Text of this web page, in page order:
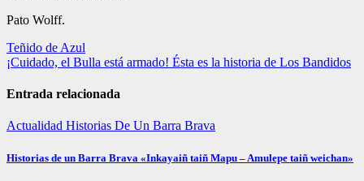
Pato Wolff.
Navegación
de
entradas
Teñido de Azul
¡Cuidado, el Bulla está armado! Ésta es la historia de Los Bandidos
Entrada relacionada
Actualidad Historias De Un Barra Brava
Historias de un Barra Brava «Inkayaiñ taiñ Mapu – Amulepe taiñ weichan»